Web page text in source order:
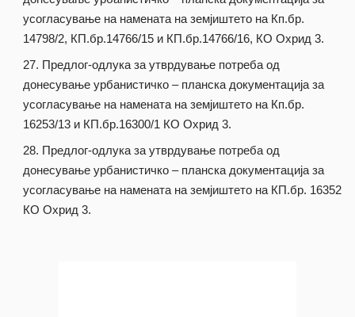
усогласување на намената на земјиштето на Кп.бр.
14798/2, КП.бр.14766/15 и КП.бр.14766/16, КО Охрид 3.
Предлог-одлука за утврдување потреба од
донесување урбанистичко – планска документација за
усогласување на намената на земјиштето на Кп.бр.
16253/13 и КП.бр.16300/1 КО Охрид 3.
Предлог-одлука за утврдување потреба од
донесување урбанистичко – планска документација за
усогласување на намената на земјиштето на КП.бр. 16352
КО Охрид 3.